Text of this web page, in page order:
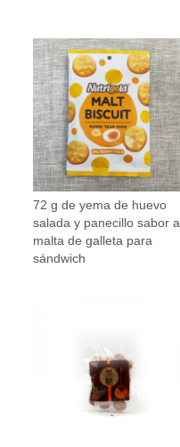
72 g de yema de huevo
salada y panecillo sabor a
malta de galleta para
sándwich